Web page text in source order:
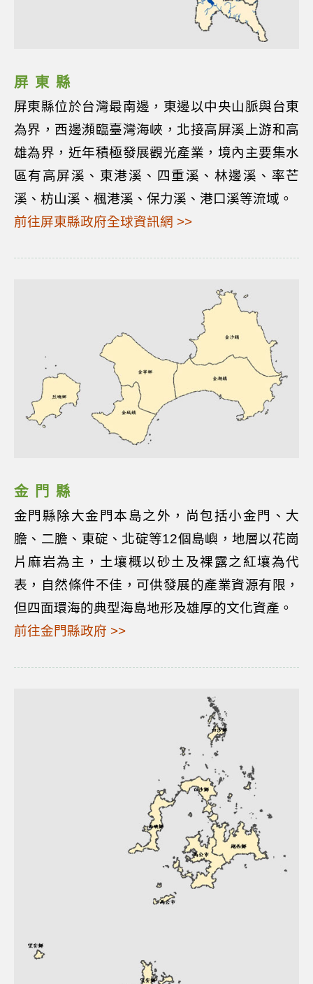
屏東縣
屏東縣位於台灣最南邊，東邊以中央山脈與台東
為界，西邊瀕臨臺灣海峽，北接高屏溪上游和高
雄為界，近年積極發展觀光產業，境內主要集水
區有高屏溪、東港溪、四重溪、林邊溪、率芒
溪、枋山溪、楓港溪、保力溪、港口溪等流域。
前往屏東縣政府全球資訊網 >>
金門縣
金門縣除大金門本島之外，尚包括小金門、大
膽、二膽、東碇、北碇等12個島嶼，地層以花崗
片麻岩為主，土壤概以砂土及裸露之紅壤為代
表，自然條件不佳，可供發展的產業資源有限，
但四面環海的典型海島地形及雄厚的文化資產。
前往金門縣政府 >>